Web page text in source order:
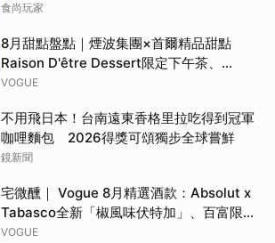
食尚玩家
8月甜點盤點｜煙波集團×首爾精品甜點
Raison D'être Dessert限定下午茶、
Gelato pique cafe辻利茶舗聯名可麗餅、
VOGUE
不用飛日本！台南遠東香格里拉吃得到冠軍
咖哩麵包 2026得獎可頌獨步全球嘗鮮
鏡新聞
宅微醺｜ Vogue 8月精選酒款：Absolut x
Tabasco全新「椒風味伏特加」、百富限定
「花時心藝限量禮盒」、WAT x 萬波「紅蘋
VOGUE